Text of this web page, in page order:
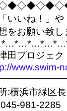
いいね！」や
をお願い致
田プロジェク
www.swim-
:横浜市緑区
981-2285